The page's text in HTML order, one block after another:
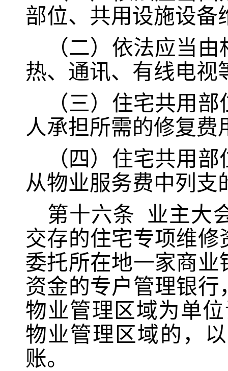
部位、共用设施设备
（二）依法应当
热、通讯、有线电视
（三）住宅共用
人承担所需的修复费
（四）住宅共用
从物业服务费中列支
第十六条
业主大
交存的住宅专项维
委托所在地一家商
资金的专户管理银
物业管理区域为单
物业管理区域的，
账。